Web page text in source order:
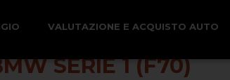
VALUTAZIONE E ACQUISTO AUTO
SERIE 1 (F70)